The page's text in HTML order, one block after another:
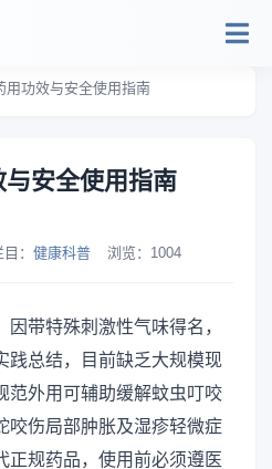
用功效与安全使用指南
安全使用指南
： 健康科普 浏览： 1004
带特殊刺激性气味得名，
践总结，目前缺乏大规模现
范外用可辅助缓解蚊虫叮咬
咬伤局部肿胀及湿疹轻微症
正规药品，使用前必须遵医